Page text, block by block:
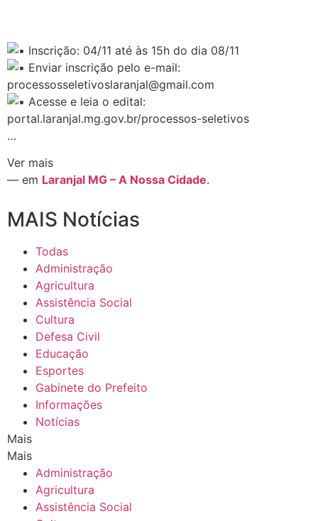
Inscrição: 04/11 até às 15h do dia 08/11
Enviar inscrição pelo e-mail:
processosseletivoslaranjal@gmail.com
Acesse e leia o edital:
portal.laranjal.mg.gov.br/processos-seletivos
…
Ver mais
— em Laranjal MG – A Nossa Cidade.
MAIS Notícias
Todas
Administração
Agricultura
Assistência Social
Cultura
Defesa Civil
Educação
Esportes
Gabinete do Prefeito
Informações
Notícias
Mais
Mais
Administração
Agricultura
Assistência Social